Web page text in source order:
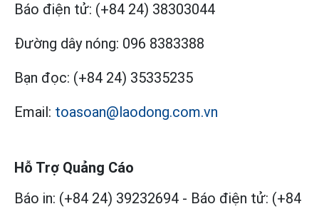
Báo điện tử: (+84 24) 38303044
Đường dây nóng: 096 8383388
Bạn đọc: (+84 24) 35335235
Email: toasoan@laodong.com.vn
Hỗ Trợ Quảng Cáo
Báo in: (+84 24) 39232694 - Báo điện tử: (+84